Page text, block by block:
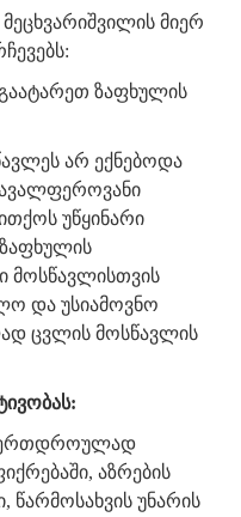
მიერ
ზაფხულის
არ ექნებოდა
უწყინარი
მოსწავლისთვის
და უსიამოვნო
ცვლის მოსწავლის
– ერთდროულად
აზრების
წარმოსახვის უნარის